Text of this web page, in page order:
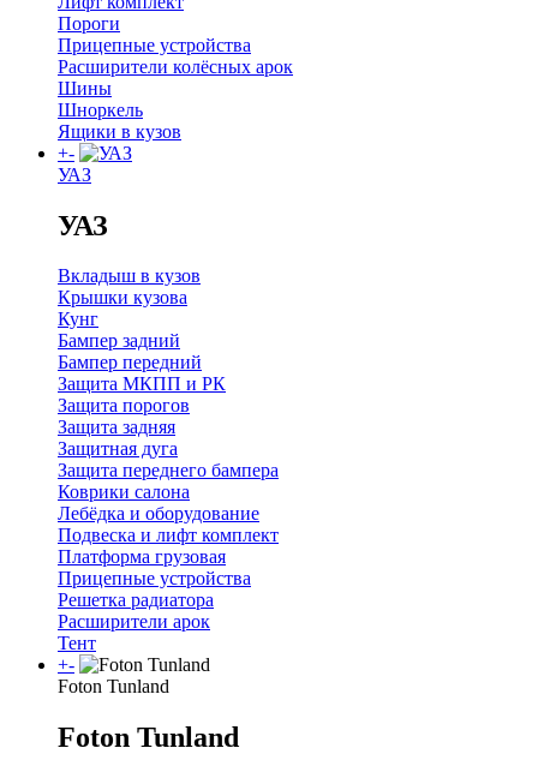
Пороги
Прицепные устройства
Расширители колёсных арок
Шины
Шноркель
Ящики в кузов
+-
УАЗ
УАЗ
Вкладыш в кузов
Крышки кузова
Кунг
Бампер задний
Бампер передний
Защита МКПП и РК
Защита порогов
Защита задняя
Защитная дуга
Защита переднего бампера
Коврики салона
Лебёдка и оборудование
Подвеска и лифт комплект
Платформа грузовая
Прицепные устройства
Решетка радиатора
Расширители арок
Тент
+-
Foton Tunland
Foton Tunland